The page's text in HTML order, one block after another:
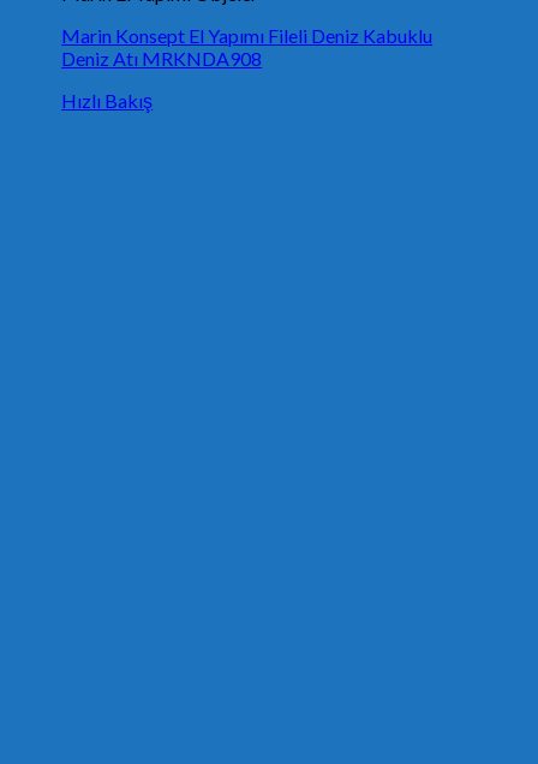
Marin Konsept El Yapımı Fileli Deniz Kabuklu
Deniz Atı MRKNDA908
Hızlı Bakış